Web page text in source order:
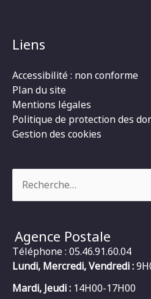
Liens
Accessibilité : non conforme
Plan du site
Mentions légales
Politique de protection des
Gestion des cookies
Agence Postale
Téléphone : 05.46.91.60.04
Lundi, Mercredi, Vendredi :
Mardi, Jeudi : 14H00-17H00